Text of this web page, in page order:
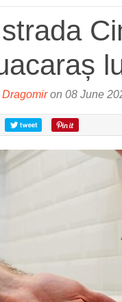
SOCIAL
INTERVIURILE
on 08 June